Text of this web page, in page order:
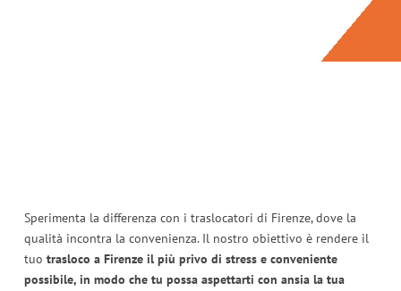
Sperimenta la differenza con i traslocatori di Firenze, dove la
qualità incontra la convenienza. Il nostro obiettivo è rendere il
tuo trasloco a Firenze il più privo di stress e conveniente
possibile, in modo che tu possa aspettarti con ansia la tua